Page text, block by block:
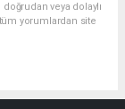
veya dolaylı
yorumlardan site